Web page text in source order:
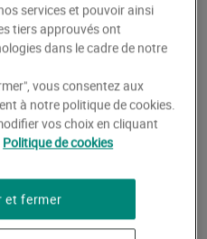
panier
tailles
local avec des fleurs
la date de votre choix
deuil personnalisé et de
services et pouvoir ainsi
tiers approuvés ont
dans le cadre de notre
vous consentez aux
à notre politique de cookies.
vos choix en cliquant
Politique de cookies
et fermer